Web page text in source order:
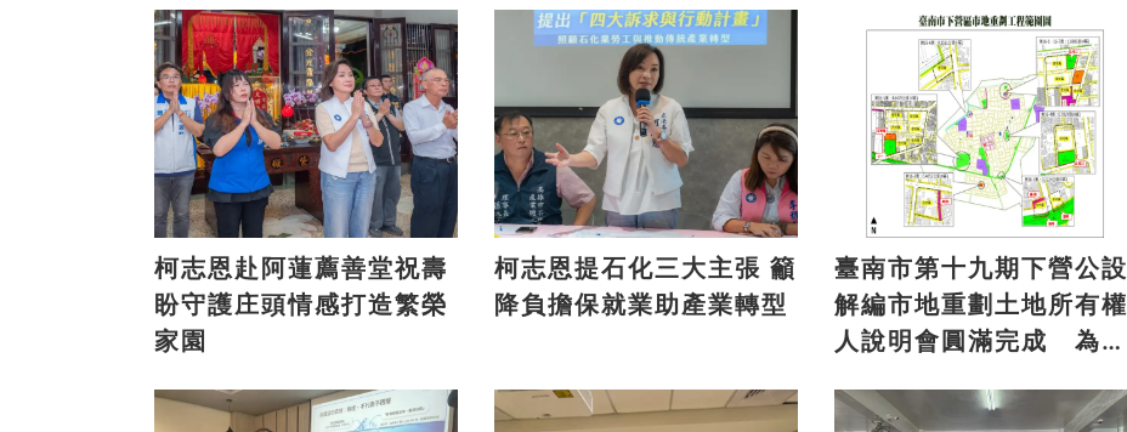
柯志恩赴阿蓮薦善堂祝壽
盼守護庄頭情感打造繁榮
家園
柯志恩提石化三大主張 籲
降負擔保就業助產業轉型
臺南市第十九期下營公設
解編市地重劃土地所有權
人說明會圓滿完成 為地